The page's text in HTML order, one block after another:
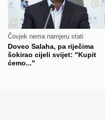
Čovjek nema namjeru stati
Doveo Salaha, pa riječima
šokirao cijeli svijet: "Kupit
ćemo..."